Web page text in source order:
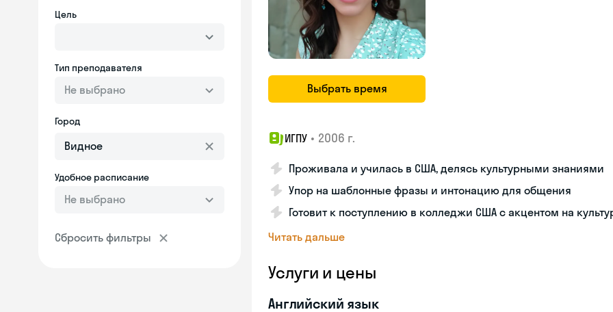
Цель
Тип преподавателя
Не выбрано
Город
Удобное расписание
Не выбрано
Сбросить фильтры
Выбрать время
ИГПУ • 2006 г.
Проживала и училась в США, делясь культурными знаниями
Упор на шаблонные фразы и интонацию для общения
Готовит к поступлению в колледжи США с акцентом на
Читать дальше
Услуги и цены
Английский язык